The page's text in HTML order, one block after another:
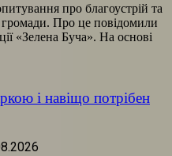
про благоустрій та
Про це повідомили
«Зелена Буча». На основі
і навіщо потрібен